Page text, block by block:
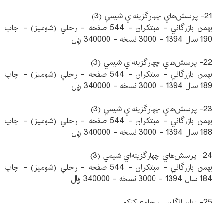
21- پرسش‌هاي چهارگزينه‌اي شيمي (3)
بهمن بازرگاني - مبتكران - 544 صفحه - رحلي (شوميز) - چاپ
190 سال 1394 - 3000 نسخه - 340000 ريال
22- پرسش‌هاي چهارگزينه‌اي شيمي (3)
بهمن بازرگاني - مبتكران - 544 صفحه - رحلي (شوميز) - چاپ
189 سال 1394 - 3000 نسخه - 340000 ريال
23- پرسش‌هاي چهارگزينه‌اي شيمي (3)
بهمن بازرگاني - مبتكران - 544 صفحه - رحلي (شوميز) - چاپ
188 سال 1394 - 3000 نسخه - 340000 ريال
24- پرسش‌هاي چهارگزينه‌اي شيمي (3)
بهمن بازرگاني - مبتكران - 544 صفحه - رحلي (شوميز) - چاپ
184 سال 1394 - 3000 نسخه - 340000 ريال